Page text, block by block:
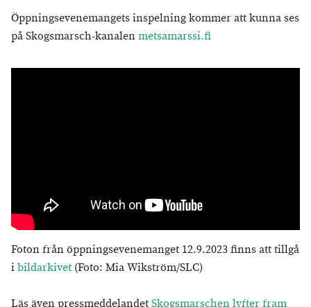
Öppningsevenemangets inspelning kommer att kunna ses
på Skogsmarsch-kanalenmetsamarssi.fi
Foton från öppningsevenemanget 12.9.2023 finns att tillgå
ibildarkivet (Foto: Mia Wikström/SLC)
Läs även pressmeddelandetSkogsmarschen lyfter fram